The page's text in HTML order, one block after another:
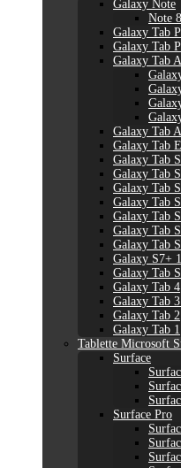
Galaxy Note
Note
Galaxy Tab
Galaxy Tab
Galaxy Tab A
Galaxy Tab
Galaxy Tab E
Galaxy Tab S
Galaxy Tab
Galaxy Tab
Galaxy Tab
Galaxy Tab
Galaxy Tab
Galaxy Tab
Galaxy S7+
Galaxy Tab
Galaxy Tab 4
Galaxy Tab
Galaxy Tab 2
Galaxy Tab 1
Tablette Microsoft
Surface
Surface Pro